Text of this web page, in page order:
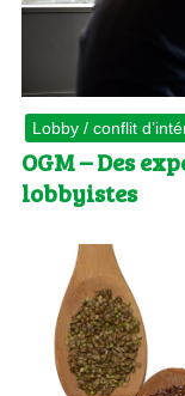
Lobby / conflit
OGM – Des
lobbyistes